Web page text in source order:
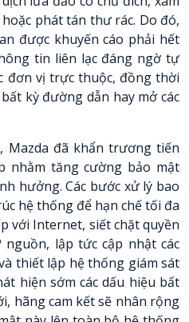
phát tán thư rác. Do đó,
được khuyến cáo phải hết
tin liên lạc đáng ngờ tự
đơn vị trực thuộc, đồng thời
kỳ đường dẫn hay mở các
Mazda đã khẩn trương tiến
nhằm tăng cường bảo mật
hưởng. Các bước xử lý bao
hệ thống để hạn chế tối đa
với Internet, siết chặt quyền
lập tức cập nhật các
thiết lập hệ thống giám sát
hiện sớm các dấu hiệu bất
hãng cam kết sẽ nhân rộng